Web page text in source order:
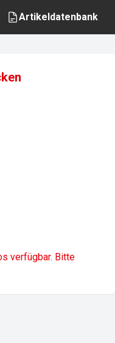
Artikeldatenbank
verfügbar. Bitte